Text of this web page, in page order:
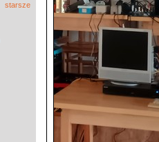
starsze